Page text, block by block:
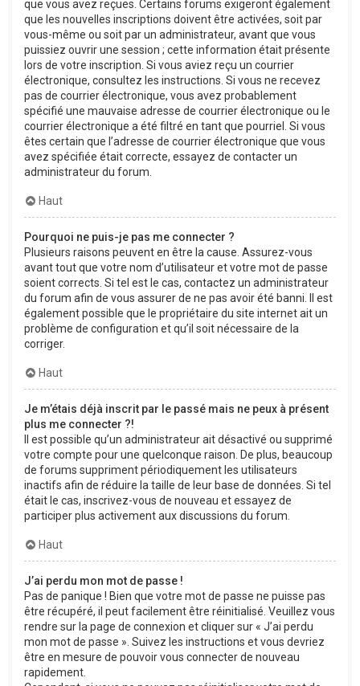
que vous avez reçues. Certains forums exigeront également
que les nouvelles inscriptions doivent être activées, soit par
vous-même ou soit par un administrateur, avant que vous
puissiez ouvrir une session ; cette information était présente
lors de votre inscription. Si vous aviez reçu un courrier
électronique, consultez les instructions. Si vous ne recevez
pas de courrier électronique, vous avez probablement
spécifié une mauvaise adresse de courrier électronique ou le
courrier électronique a été filtré en tant que pourriel. Si vous
êtes certain que l’adresse de courrier électronique que vous
avez spécifiée était correcte, essayez de contacter un
administrateur du forum.
Haut
Pourquoi ne puis-je pas me connecter ?
Plusieurs raisons peuvent en être la cause. Assurez-vous
avant tout que votre nom d’utilisateur et votre mot de passe
soient corrects. Si tel est le cas, contactez un administrateur
du forum afin de vous assurer de ne pas avoir été banni. Il est
également possible que le propriétaire du site internet ait un
problème de configuration et qu’il soit nécessaire de la
corriger.
Haut
Je m’étais déjà inscrit par le passé mais ne peux à présent
plus me connecter ?!
Il est possible qu’un administrateur ait désactivé ou supprimé
votre compte pour une quelconque raison. De plus, beaucoup
de forums suppriment périodiquement les utilisateurs
inactifs afin de réduire la taille de leur base de données. Si tel
était le cas, inscrivez-vous de nouveau et essayez de
participer plus activement aux discussions du forum.
Haut
J’ai perdu mon mot de passe !
Pas de panique ! Bien que votre mot de passe ne puisse pas
être récupéré, il peut facilement être réinitialisé. Veuillez vous
rendre sur la page de connexion et cliquer sur « J’ai perdu
mon mot de passe ». Suivez les instructions et vous devriez
être en mesure de pouvoir vous connecter de nouveau
rapidement.